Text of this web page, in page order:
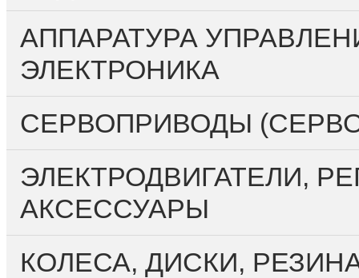
АППАРАТУРА
ЭЛЕКТРОНИКА
СЕРВОПРИВОДЫ
ЭЛЕКТРОДВИГАТЕЛИ,
АКСЕССУАРЫ
КОЛЕСА, ДИСКИ,